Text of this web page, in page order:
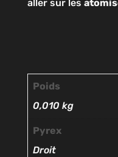
aller sur les
Poids
0,010 kg
Pyrex
Droit